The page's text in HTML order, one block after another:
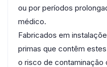
ou por períodos
médico.
Fabricados em
primas que contêm
o risco de contaminação